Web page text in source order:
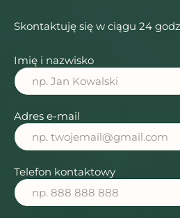
Skontaktuję się w ciągu 24
Imię i nazwisko
Adres e-mail
Telefon kontaktowy